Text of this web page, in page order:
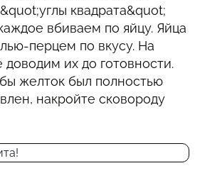
квадрата&quot;
вбиваем по яйцу. Яйца
перцем по вкусу. На
их до готовности.
желток был полностью
накройте сковороду